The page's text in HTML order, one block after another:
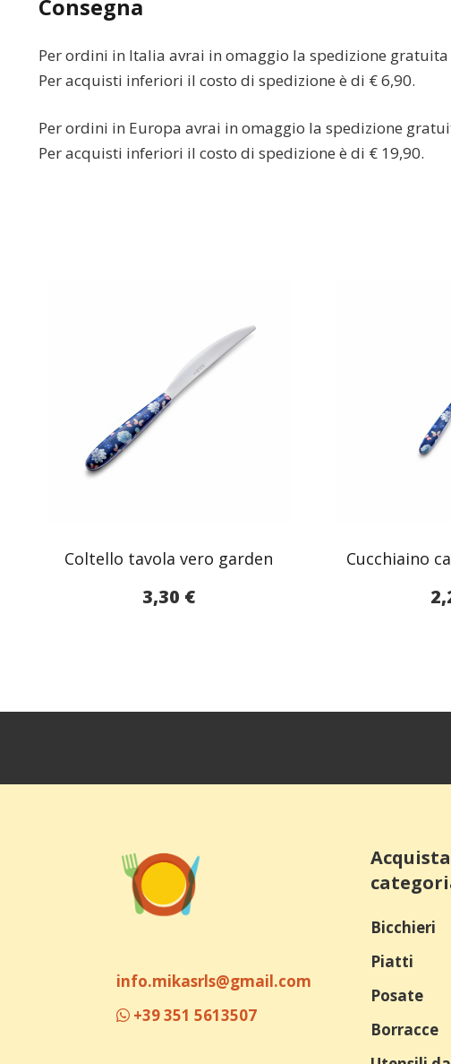
Consegna
Per ordini in Italia avrai in omaggio la spedizione
Per acquisti inferiori il costo di spedizione è di € 6,90.
Per ordini in Europa avrai in omaggio la spedizione
Per acquisti inferiori il costo di spedizione è di € 19,90.
Coltello tavola vero garden
3,30 €
Cucchiaino
info.mikasrls@gmail.com
+39 351 5613507
Bicchieri
Piatti
Posate
Borracce